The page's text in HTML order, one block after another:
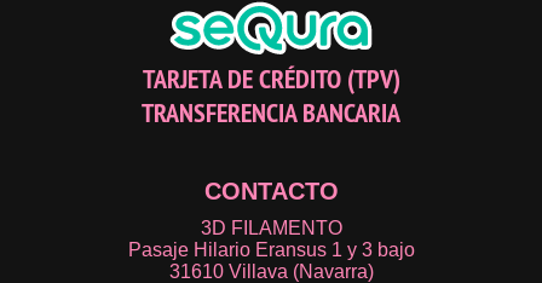
TARJETA DE CRÉDITO (TPV)
TRANSFERENCIA BANCARIA
CONTACTO
3D FILAMENTO
Pasaje Hilario Eransus 1 y 3 bajo
31610 Villava (Navarra)